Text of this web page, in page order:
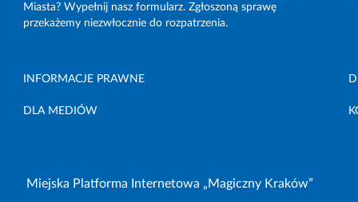
Miasta? Wypełnij nasz formularz. Zgłoszoną sprawę
przekażemy niezwłocznie do rozpatrzenia.
INFORMACJE PRAWNE
DLA MEDIÓW
Miejska Platforma Internetowa „Magiczny Kraków”